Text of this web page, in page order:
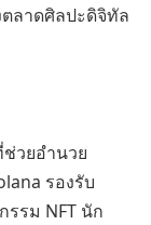
ลาดศิลปะดิจิทัล
ช่วยอำนวย
รองรับ
รม NFT นัก